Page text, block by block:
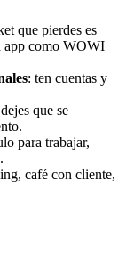
que pierdes es
app como WOWI
: ten cuentas y
que se
para trabajar,
café con cliente,